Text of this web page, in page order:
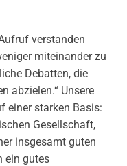
verstanden
miteinander zu
Debatten, die
abzielen.“ Unsere
einer starken Basis:
Gesellschaft,
insgesamt guten
ein gutes